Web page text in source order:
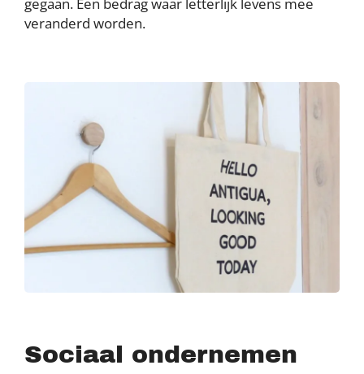
gegaan. Een bedrag waar letterlijk levens mee
veranderd worden.
Sociaal ondernemen